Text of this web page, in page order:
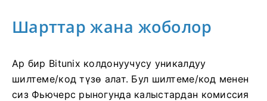
Шарттар жана жоболор
Ар бир Bitunix колдонуучусу уникалдуу
шилтеме/код түзө алат. Бул шилтеме/код менен
сиз Фьючерс рыногунда калыстардан комиссия